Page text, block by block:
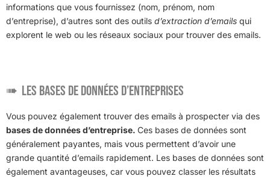
informations que vous fournissez (nom, prénom, nom
d’entreprise), d’autres sont des outils d’extraction d’emails qui
explorent le web ou les réseaux sociaux pour trouver des emails.
Les bases de données d’entreprises
Vous pouvez également trouver des emails à prospecter via des
bases de données d’entreprise. Ces bases de données sont
généralement payantes, mais vous permettent d’avoir une
grande quantité d’emails rapidement. Les bases de données sont
également avantageuses, car vous pouvez classer les résultats